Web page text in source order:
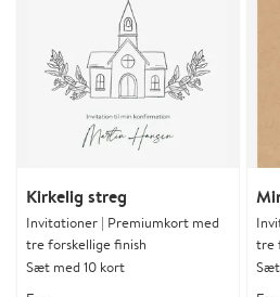
Kirkelig streg
Invitationer | Premiumkort med
tre forskellige finish
Sæt med 10 kort
tre